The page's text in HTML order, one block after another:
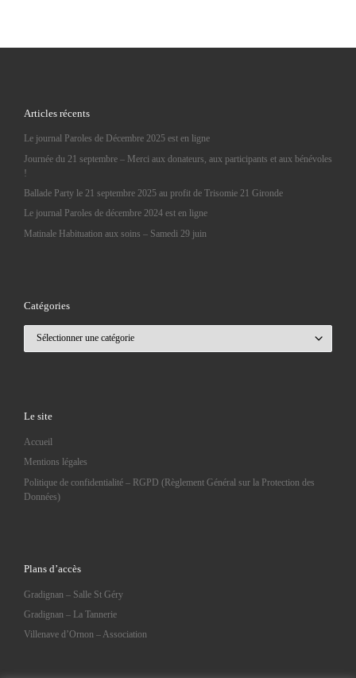
Articles récents
Le journal Paroles de Décembre 2025 est en ligne
Journée du 21 septembre – Merci aux donateurs, aux participants et aux bénévoles
!
Ballade Party le 21 septembre 2025 au profit de Trisomie 21 Gironde
Le journal Paroles de décembre 2024 est en ligne
Matinale Habituation aux soins – Samedi 29 juin
Catégories
Le site
Accueil
Mentions légales
Politique de confidentialité – RGPD (Règlement Général sur la Protection des
Données)
Plans d’accès
Gradignan – Salle St Géry
Gradignan – La Tannerie
Villenave d’Ornon – Association